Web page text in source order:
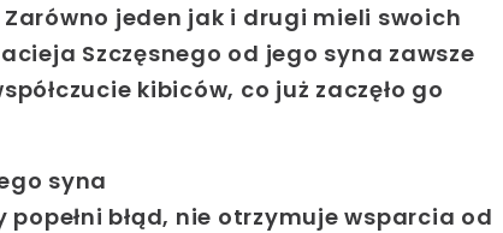
jeden jak i drugi mieli swoich
Szczęsnego od jego syna zawsze
kibiców, co już zaczęło go
syna
błąd, nie otrzymuje wsparcia od